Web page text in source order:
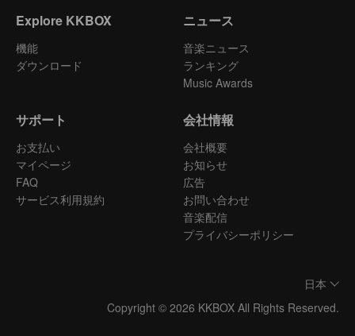
Explore KKBOX
機能
ダウンロード
ニュース
音楽ニュース
ランキング
Music Awards
サポート
お支払い
マイページ
FAQ
サービス利用規約
会社情報
会社概要
お知らせ
広告
お問い合わせ
音楽配信
プライバシーポリシー
日本
Copyright © 2026 KKBOX All Rights Reserved.